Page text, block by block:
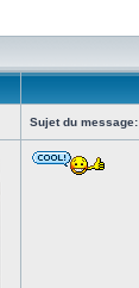
Sujet du message: